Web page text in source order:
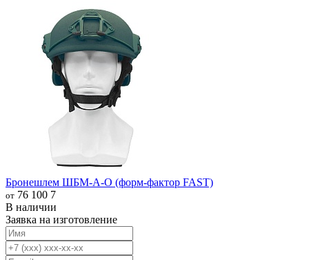
Бронешлем ШБМ-А-О (форм-фактор FAST)
от 76 100 7
В наличии
Заявка на изготовление